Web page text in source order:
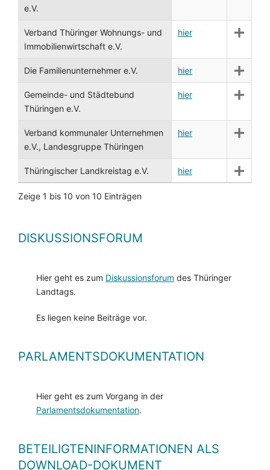
e.V.
Verband Thüringer Wohnungs- und
Immobilienwirtschaft e.V.
hier
Die Familienunternehmer e.V. hier
Gemeinde- und Städtebund
Thüringen e.V.
hier
Verband kommunaler Unternehmen
e.V., Landesgruppe Thüringen
hier
Thüringischer Landkreistag e.V. hier
Zeige 1 bis 10 von 10 Einträgen
DISKUSSIONSFORUM
Hier geht es zum Diskussionsforum des Thüringer
Landtags.
Es liegen keine Beiträge vor.
PARLAMENTSDOKUMENTATION
Hier geht es zum Vorgang in der
Parlamentsdokumentation.
BETEILIGTENINFORMATIONEN ALS
DOWNLOAD-DOKUMENT